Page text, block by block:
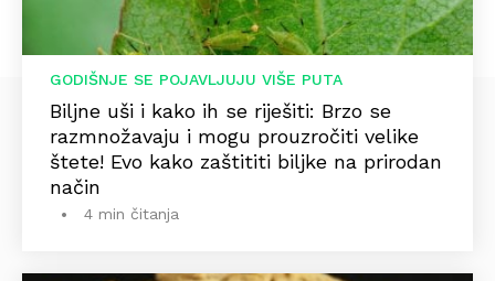
GODIŠNJE SE POJAVLJUJU VIŠE PUTA
Biljne uši i kako ih se riješiti: Brzo se
razmnožavaju i mogu prouzročiti velike
štete! Evo kako zaštititi biljke na prirodan
način
4 min čitanja